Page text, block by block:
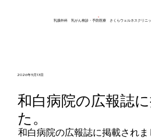
乳腺外科 乳がん検診・予防医療 さくらウェルネスクリニ
2026年5月13日
和白病院の広報誌
た。
和白病院の広報誌に掲載されま